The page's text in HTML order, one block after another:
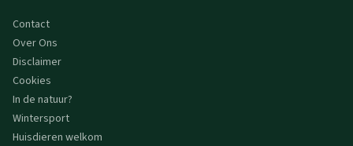
Contact
Over Ons
Disclaimer
Cookies
In de natuur?
Wintersport
Huisdieren welkom